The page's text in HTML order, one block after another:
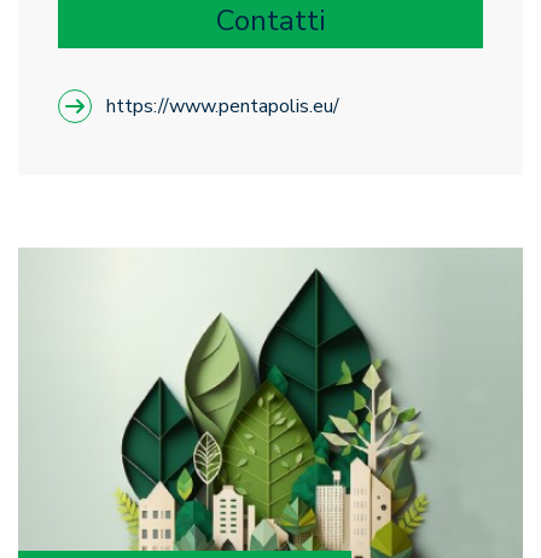
Contatti
https://www.pentapolis.eu/